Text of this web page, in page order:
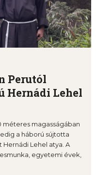
Perutól
Hernádi Lehel
magasságában
a háború sújtotta
Lehel atya. A
egyetemi évek,